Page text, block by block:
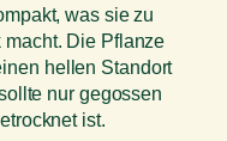
was sie zu
Die Pflanze
hellen Standort
nur gegossen
ist.